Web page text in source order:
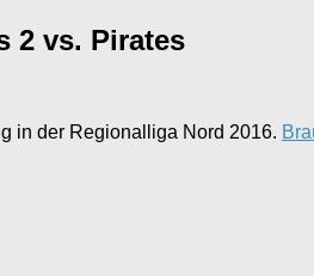
2 vs. Pirates
in der Regionalliga Nord 2016.